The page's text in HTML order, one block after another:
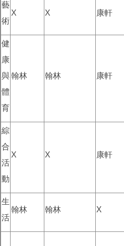
藝
術
X X 康軒
健
康
與
體
育
翰林 翰林 康軒
綜
合
活
動
X X 康軒
生
活
翰林 翰林 X